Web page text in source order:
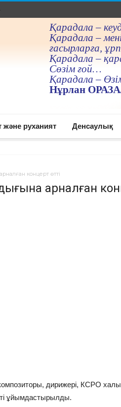
Қарадала –
Қарадала –
ғасырларға,
Қарадала –
Сөзiм ғой…
Қарадала –
Нұрлан
және руханият Денсаулық
концерт өтті
арналған
дирижері, КСРО халық
ұйымдастырылды.